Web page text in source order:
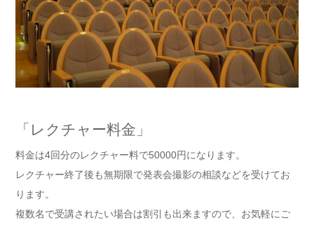
「レクチャー料金」
料金は4回分のレクチャー料で50000円になります。
レクチャー終了後も無期限で発表会撮影の相談などを受けてお
ります。
複数名で受講されたい場合は割引も出来ますので、お気軽にご